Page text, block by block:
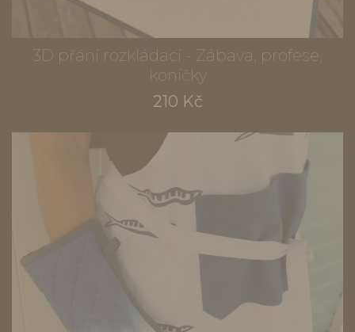
3D přání rozkládací - Zábava, profese,
koníčky
210 Kč